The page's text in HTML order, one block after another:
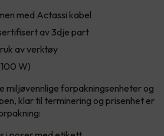
med Actassi kabel
av 3dje part
av verktøy
W)
miljøvennlige forpakningsenheter og
klar til terminering og prisenhet er